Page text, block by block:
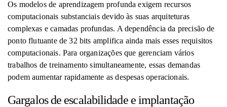
Os modelos de aprendizagem profunda exigem recursos
computacionais substanciais devido às suas arquiteturas
complexas e camadas profundas. A dependência da precisão de
ponto flutuante de 32 bits amplifica ainda mais esses requisitos
computacionais. Para organizações que gerenciam vários
trabalhos de treinamento simultaneamente, essas demandas
podem aumentar rapidamente as despesas operacionais.
Gargalos de escalabilidade e implantação